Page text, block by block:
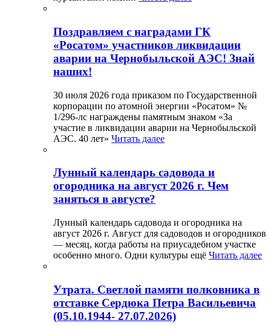
Поздравляем с наградами ГК
«Росатом» участников ликвидации
аварии на Чернобыльской АЭС! Знай
наших!
30 июля 2026 года приказом по Государственной
корпорации по атомной энергии «Росатом» №
1/296-лс награждены памятным знаком «За
участие в ликвидации аварии на Чернобыльской
АЭС. 40 лет» Читать далее
Лунный календарь садовода и
огородника на август 2026 г. Чем
заняться в августе?
Лунный календарь садовода и огородника на
август 2026 г. Август для садоводов и огородников
— месяц, когда работы на приусадебном участке
особенно много. Одни культуры ещё Читать далее
Утрата. Светлой памяти полковника в
отставке Сердюка Петра Васильевича
(05.10.1944- 27.07.2026)